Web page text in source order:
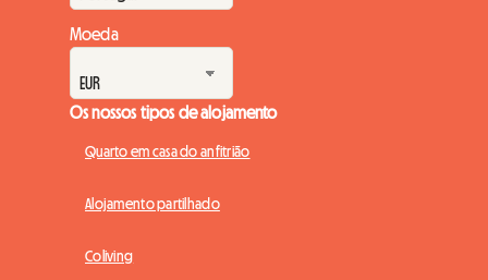
Moeda
Os nossos tipos de alojamento
Quarto em casa do anfitrião
Alojamento partilhado
Coliving